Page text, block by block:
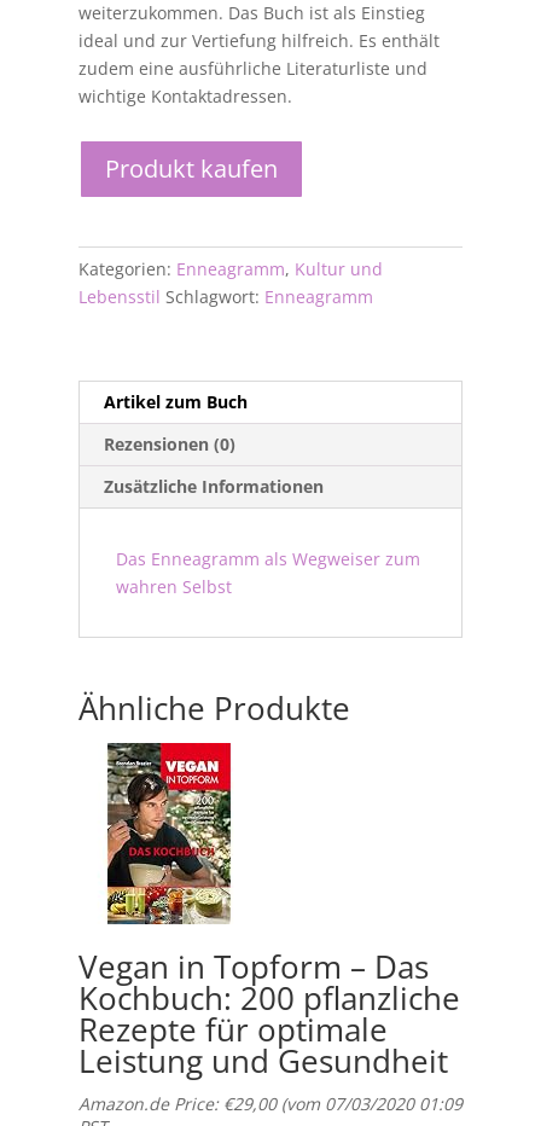
weiterzukommen. Das Buch ist als Einstieg
ideal und zur Vertiefung hilfreich. Es enthält
zudem eine ausführliche Literaturliste und
wichtige Kontaktadressen.
Produkt kaufen
Kategorien: Enneagramm, Kultur und
Lebensstil Schlagwort: Enneagramm
Artikel zum Buch
Rezensionen (0)
Zusätzliche Informationen
Das Enneagramm als Wegweiser zum
wahren Selbst
Ähnliche Produkte
Vegan in Topform – Das
Kochbuch: 200 pflanzliche
Rezepte für optimale
Leistung und Gesundheit
Amazon.de Price: €29,00(vom 07/03/2020 01:09